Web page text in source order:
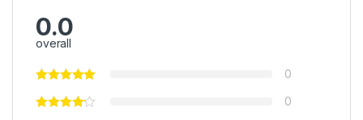
0.0
overall
0
0